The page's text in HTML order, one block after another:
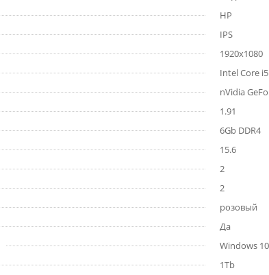
HP
IPS
1920x1080
Intel Core
nVidia
1.91
6Gb DDR4
15.6
2
2
розовый
Да
Windows 10
1Tb